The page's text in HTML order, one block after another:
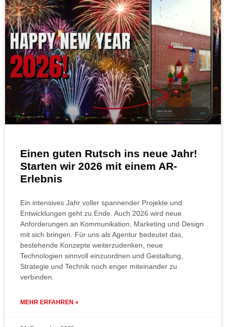
Einen guten Rutsch ins neue Jahr!
Starten wir 2026 mit einem AR-
Erlebnis
Ein intensives Jahr voller spannender Projekte und
Entwicklungen geht zu Ende. Auch 2026 wird neue
Anforderungen an Kommunikation, Marketing und Design
mit sich bringen. Für uns als Agentur bedeutet das,
bestehende Konzepte weiterzudenken, neue
Technologien sinnvoll einzuordnen und Gestaltung,
Strategie und Technik noch enger miteinander zu
verbinden.
MEHR ERFAHREN »